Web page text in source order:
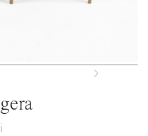
Next